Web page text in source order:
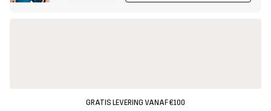
GRATIS LEVERING VANAF €100